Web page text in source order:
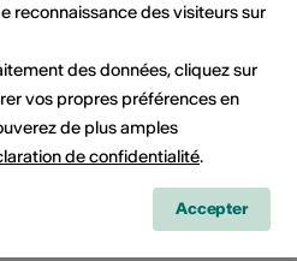
Internet
d'événement
reconnaissance des visiteurs sur
des données, cliquez sur
vos propres préférences en
de plus amples
de confidentialité.
Accepter